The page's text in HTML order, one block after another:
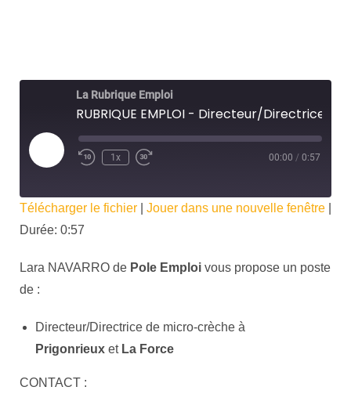
La Rubrique Emploi
1x 00:00 / 0:57
Télécharger le fichier Jouer dans une nouvelle fenêtre
Durée: 0:57
Lara NAVARRO de Pole Emploi vous propose un poste
de :
Directeur/Directrice de micro-crèche à
Prigonrieux et La Force
CONTACT :